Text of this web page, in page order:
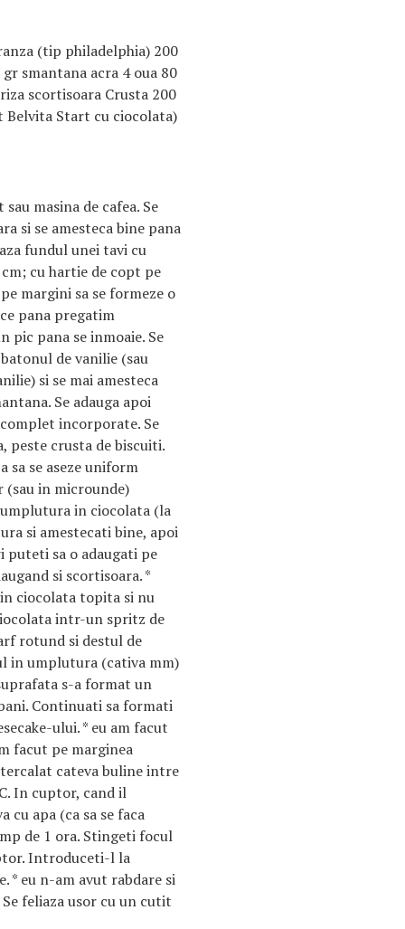
(tip philadelphia) 200
smantana acra 4 oua 80
scortisoara Crusta 200
Belvita Start cu ciocolata)
masina de cafea. Se
si se amesteca bine pana
fundul unei tavi cu
cu hartie de copt pe
margini sa se formeze o
pana pregatim
pic pana se inmoaie. Se
de vanilie (sau
si se mai amesteca
Se adauga apoi
incorporate. Se
peste crusta de biscuiti.
sa se aseze uniform
(sau in microunde)
in ciocolata (la
si amestecati bine, apoi
puteti sa o adaugati pe
si scortisoara. *
ciocolata topita si nu
intr-un spritz de
rotund si destul de
in umplutura (cativa mm)
s-a format un
Continuati sa formati
ului. * eu am facut
facut pe marginea
cateva buline intre
In cuptor, cand il
cu apa (ca sa se faca
de 1 ora. Stingeti focul
Introduceti-l la
* eu n-am avut rabdare si
feliaza usor cu un cutit